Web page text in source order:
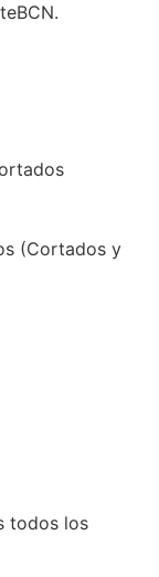
(Cortados y
todos los